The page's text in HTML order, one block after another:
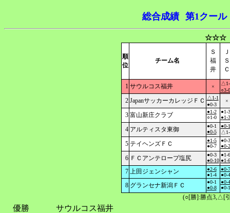
総合成績 第1クール
☆☆☆
順
位
チーム名
Ｓ
福
井
Ｊ
Ｓ
Ｃ
1 サウルコス福井 ×
△1-
○3-0
2 JapanサッカーカレッジＦＣ
△1-1
●0-3
×
3 富山新庄クラブ
●1-2
○1-0
●1-3
●1-3
4 アルティスタ東御
●0-1
●0-5
●0-1
5 テイヘンズＦＣ
●1-5
●0-7
●0-3
●0-2
6 ＦＣアンテロープ塩尻
●0-3
●0-10
●1-6
●1-6
7 上田ジェンシャン
●2-6
●1-4
●0-7
●0-4
8 グランセナ新潟ＦＣ
●0-1
●0-8
●0-4
●0-
(○[勝]:勝点3,△[
優勝 サウルコス福井